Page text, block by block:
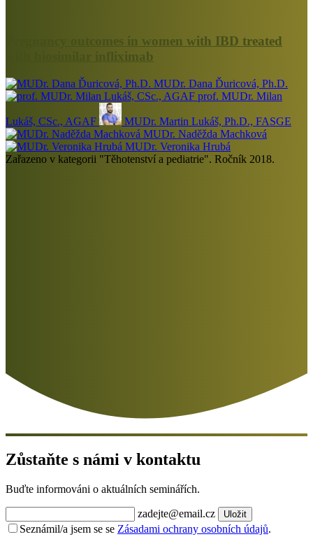
Pregnancy outcomes in women with IBD treated
with biosimilar infliximab
MUDr. Dana Ďuricová, Ph.D.
prof. MUDr. Milan
Lukáš, CSc., AGAF
MUDr. Martin Lukáš, Ph.D., FASGE
MUDr. Naděžda Machková
MUDr. Veronika Hrubá
Zařazeno v kategorii "Těhotenství a pediatrie". Ročník 2018.
Zůstaňte s námi v kontaktu
Buďte informováni o aktuálních seminářích.
zadejte@email.cz Uložit
Seznámil/a jsem se se Zásadami ochrany osobních údajů.